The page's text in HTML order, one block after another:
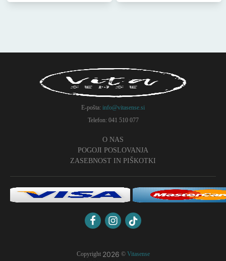
E-pošta: info@vitasense.si
Telefon: 041 510 077
O NAS
POGOJI POSLOVANJA
ZASEBNOST IN PIŠKOTKI
Copyright 2026 © Vitasense